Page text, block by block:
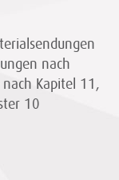
nach
Kapitel 11,
10